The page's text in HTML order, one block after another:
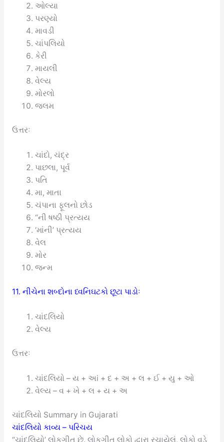
ઓલ્યા
પરણ્યો
માવડી
ચાંપલિયો
કેરી
માયલી
વેલ્ય
મોરલો
જલમ
ઉત્તરઃ
ચાંદો, ચંદ્ર
પાછલા, પૂર્વ
પતિ
મા, માતા
ચંપાના ફૂલનો છોડ
“ની ષષ્ઠી પ્રત્યય
‘માંની’ પ્રત્યય
વેલ
મોર
જન્મ
11. નીચેના શબ્દોના ધ્વનિઘટકો છૂટા પાડોઃ
ચાંદલિયો
વેલ્ય
ઉત્તરઃ
ચાંદલિયો – ય + અi + દ + અ + લ + ઈ + યુ + ઓ
વેલ્ય – વ + ખે + લ + ય + અ
ચાંદલિયો Summary in Gujarati
ચાંદલિયો કાવ્ય – પરિચય
“ચાંદલિયો’ લોકગીત છે. લોકગીત લોકો દ્વારા રચાયેલું, લોકો વડે